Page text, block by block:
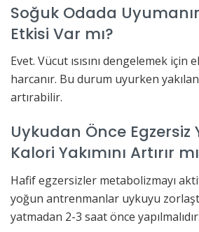
Soğuk Odada
Etkisi Var mı?
Evet. Vücut ısısını dengelemek için
harcanır. Bu durum uyurken
artırabilir.
Uykudan Önce Egzersiz
Kalori Yakımını Artırır
Hafif egzersizler metabolizmayı
yoğun antrenmanlar uykuyu
yatmadan 2-3 saat önce yapılmalıdır.